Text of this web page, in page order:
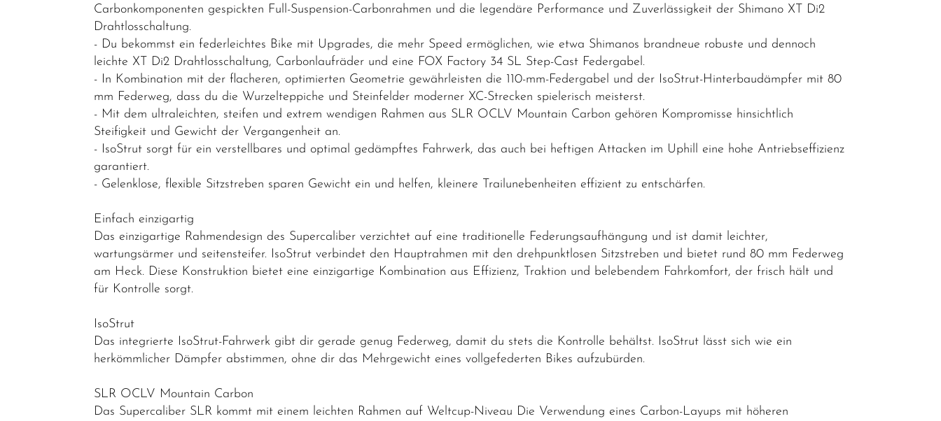
Carbonkomponenten gespickten Full-Suspension-Carbonrahmen und die legendäre Performance und Zuverlässigkeit der Shimano XT Di2
Drahtlosschaltung.
- Du bekommst ein federleichtes Bike mit Upgrades, die mehr Speed ermöglichen, wie etwa Shimanos brandneue robuste und dennoch
leichte XT Di2 Drahtlosschaltung, Carbonlaufräder und eine FOX Factory 34 SL Step-Cast Federgabel.
- In Kombination mit der flacheren, optimierten Geometrie gewährleisten die 110-mm-Federgabel und der IsoStrut-Hinterbaudämpfer mit 80
mm Federweg, dass du die Wurzelteppiche und Steinfelder moderner XC-Strecken spielerisch meisterst.
- Mit dem ultraleichten, steifen und extrem wendigen Rahmen aus SLR OCLV Mountain Carbon gehören Kompromisse hinsichtlich
Steifigkeit und Gewicht der Vergangenheit an.
- IsoStrut sorgt für ein verstellbares und optimal gedämpftes Fahrwerk, das auch bei heftigen Attacken im Uphill eine hohe Antriebseffizienz
garantiert.
- Gelenklose, flexible Sitzstreben sparen Gewicht ein und helfen, kleinere Trailunebenheiten effizient zu entschärfen.
Einfach einzigartig
Das einzigartige Rahmendesign des Supercaliber verzichtet auf eine traditionelle Federungsaufhängung und ist damit leichter,
wartungsärmer und seitensteifer. IsoStrut verbindet den Hauptrahmen mit den drehpunktlosen Sitzstreben und bietet rund 80 mm Federweg
am Heck. Diese Konstruktion bietet eine einzigartige Kombination aus Effizienz, Traktion und belebendem Fahrkomfort, der frisch hält und
für Kontrolle sorgt.
IsoStrut
Das integrierte IsoStrut-Fahrwerk gibt dir gerade genug Federweg, damit du stets die Kontrolle behältst. IsoStrut lässt sich wie ein
herkömmlicher Dämpfer abstimmen, ohne dir das Mehrgewicht eines vollgefederten Bikes aufzubürden.
SLR OCLV Mountain Carbon
Das Supercaliber SLR kommt mit einem leichten Rahmen auf Weltcup-Niveau Die Verwendung eines Carbon-Layups mit höheren